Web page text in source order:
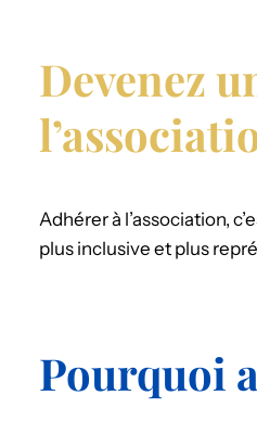
Devenez
Adhérer à l’association,
plus inclusive et plus
Pourquoi